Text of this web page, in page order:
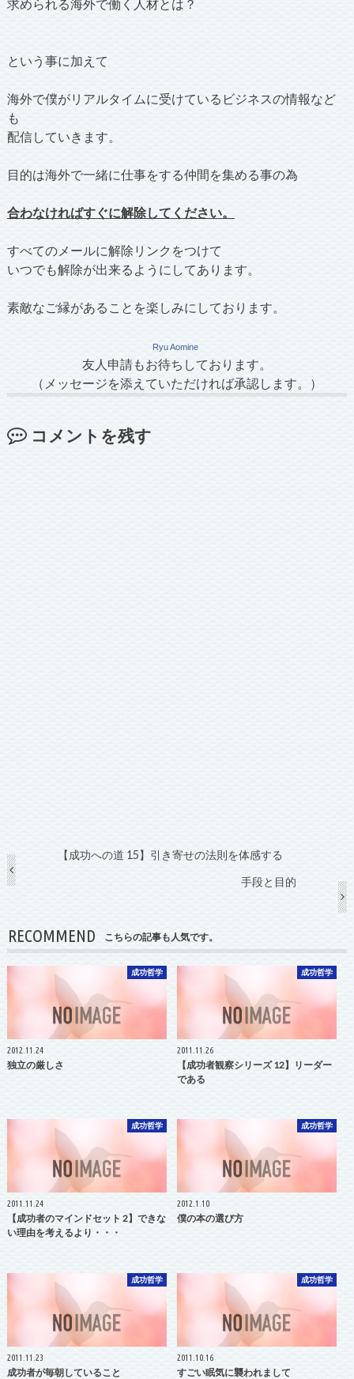
求められる海外で働く人材とは？
という事に加えて
海外で僕がリアルタイムに受けているビジネスの情報など
も
配信していきます。
目的は海外で一緒に仕事をする仲間を集める事の為
合わなければすぐに解除してください。
すべてのメールに解除リンクをつけて
いつでも解除が出来るようにしてあります。
素敵なご縁があることを楽しみにしております。
Ryu Aomine
友人申請もお待ちしております。
（メッセージを添えていただければ承認します。）
コメントを残す
【成功への道 15】引き寄せの法則を体感する
手段と目的
RECOMMEND こちらの記事も人気です。
成功哲学
2012.11.24
独立の厳しさ
成功哲学
2011.11.26
【成功者観察シリーズ 12】リーダー
である
成功哲学
2011.11.24
【成功者のマインドセット 2】できな
い理由を考えるより・・・
成功哲学
2012.1.10
僕の本の選び方
成功哲学
2011.11.23
成功者が毎朝していること
成功哲学
2011.10.16
すごい眠気に襲われまして